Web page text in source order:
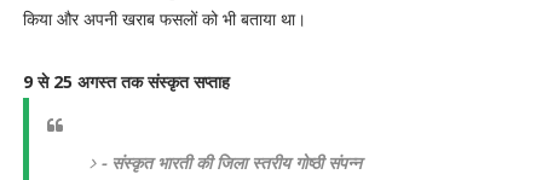
किया और अपनी खराब फसलों को भी बताया था।
9 से 25 अगस्त तक संस्कृत सप्ताह
- संस्कृत भारती की जिला स्तरीय गोष्ठी संपन्न